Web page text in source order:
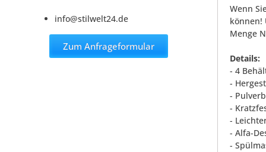
info@stilwelt24.de
Zum Anfrageformular
Wenn
können!
Menge
Details:
- 4
-
-
-
-
- Alfa-
-